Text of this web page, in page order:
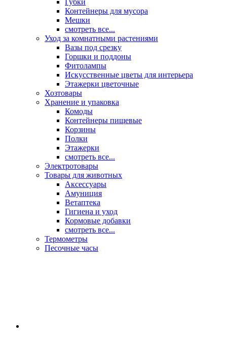
Губки
Контейнеры для мусора
Мешки
смотреть все...
Уход за комнатными растениями
Вазы под срезку
Горшки и поддоны
Фитолампы
Искусственные цветы для интерьера
Этажерки цветочные
Хозтовары
Хранение и упаковка
Комоды
Контейнеры пищевые
Корзины
Полки
Этажерки
смотреть все...
Электротовары
Товары для животных
Аксессуары
Амуниция
Ветаптека
Гигиена и уход
Кормовые добавки
смотреть все...
Термометры
Песочные часы